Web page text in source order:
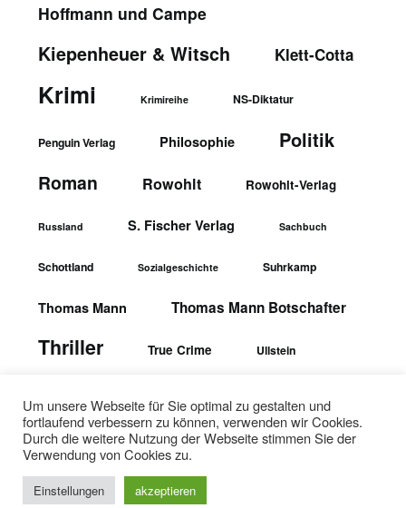
Hoffmann und Campe
Kiepenheuer & Witsch Klett-Cotta
Krimi Krimireihe NS-Diktatur
Penguin Verlag Philosophie Politik
Roman Rowohlt Rowohlt-Verlag
Russland S. Fischer Verlag Sachbuch
Schottland Sozialgeschichte Suhrkamp
Thomas Mann Thomas Mann Botschafter
Thriller True Crime Ullstein
©2026 Textopfer| WordPress Theme by
Um unsere Webseite für Sie optimal zu gestalten und
fortlaufend verbessern zu können, verwenden wir Cookies.
Durch die weitere Nutzung der Webseite stimmen Sie der
Verwendung von Cookies zu.
Einstellungen akzeptieren